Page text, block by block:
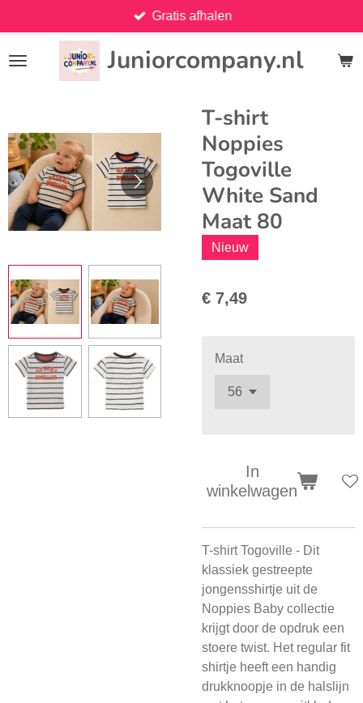
direct
naar
Juniorcompany.nl
Gratis afhalen
T-shirt
Noppies
Togoville
White Sand
Maat 80
Nieuw
€ 7,49
Maat
In
winkelwagen
T-shirt Togoville - Dit
klassiek gestreepte
jongensshirtje uit de
Noppies Baby collectie
krijgt door de opdruk een
stoere twist. Het regular fit
shirtje heeft een handig
drukknoopje in de halslijn